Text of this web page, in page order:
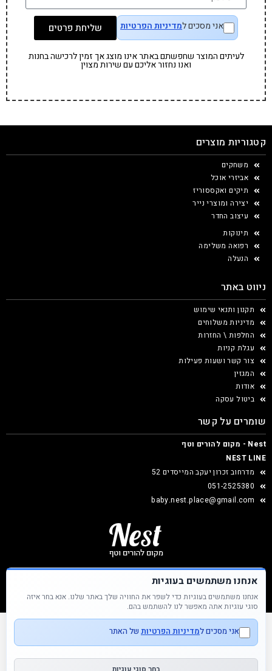
אני מסכים למדיניות הפרטיות שליחת פרטים
לעיתים המוצר שחפשתם באתר אינו מוצג אך זמין לרכישה בחנות
ואנו נחזור אליכם עם שירות מצוין
קטגוריות מוצרים
משחקים
אביזרי אוכל
תיקים ואקססוריז
יצירה ומוצרי נייר
עיצוב החדר
תינוקות
רפואה משלימה
הנעלה
ניווט באתר
תקנון ותנאי שימוש
מדיניות משלוחים
החלפות \ החזרות
עגלת קניות
צור קשר ושעות פעילות
המגזין
אודות
ביטול עסקה
שומרים על קשר
Nest - מקום להורים וטף
NEST LINE
מדרחוב זכרון יעקב המייסדים 52
051-2525380
baby.nest.place@gmail.com
Nest &copy כל הזכויות שמורות
אנחנו משתמשים בעוגיות
אנחנו משתמשים בעוגיות כדי לשפר את החוויה שלך באתר שלנו. אנא בחר איזה
סוגי עוגיות אתה מאפשר לנו להשתמש בהם.
אני מסכים למדיניות הפרטיות של האתר